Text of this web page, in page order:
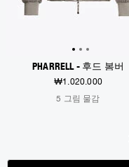
PHARRELL - 후드 봄버
₩1.020.000
5 그림 물감